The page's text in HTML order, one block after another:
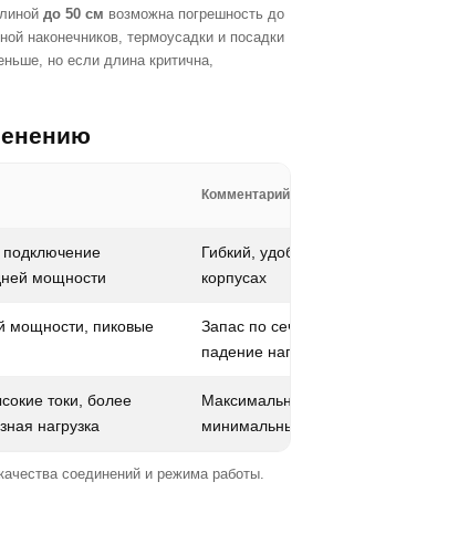
до 50 см возможна погрешность до
наконечников, термоусадки и посадки
но если длина критична,
Комментарий
мощности
Гибкий, удобный в тесных
корпусах
мощности, пиковые
Запас по сечению, меньше
падение напряжения
токи, более
нагрузка
Максимальный запас по току и
минимальные потери
соединений и режима работы.